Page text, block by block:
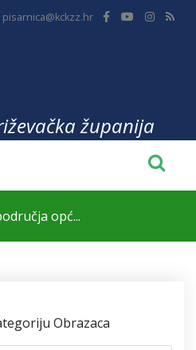
pisarnica@kckzz.hr
županija
opć...
Obrazaca